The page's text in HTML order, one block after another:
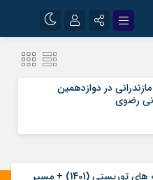
14 هزار مازندرانی در دوازدهمین
رضوی
نقشه گردشگری مازندران و جاذبه های توریستی (1401) + مسیر